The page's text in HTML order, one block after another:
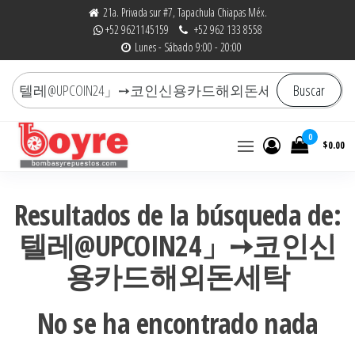
21a. Privada sur #7, Tapachula Chiapas Méx.
+52 9621145159
+52 962 133 8558
Lunes - Sábado 9:00 - 20:00
Buscar
por:
Buscar
|
RefaccionariaRuiz.com
0
$0.00
Resultados de la búsqueda de:
텔레@UPCOIN24」➙코인신
용카드해외돈세탁
No se ha encontrado nada